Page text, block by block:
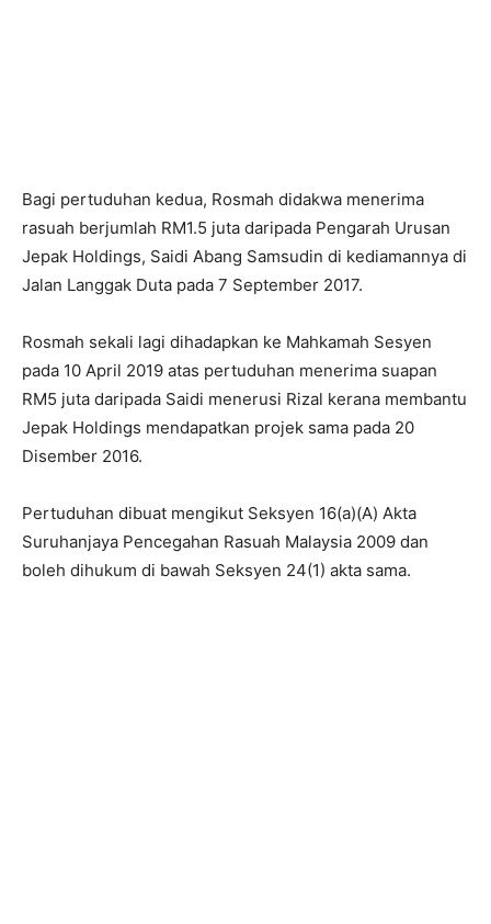
Bagi pertuduhan kedua, Rosmah didakwa menerima
rasuah berjumlah RM1.5 juta daripada Pengarah Urusan
Jepak Holdings, Saidi Abang Samsudin di kediamannya di
Jalan ‪Langgak ‪Duta pada 7 September 2017.
Rosmah sekali lagi dihadapkan ke Mahkamah Sesyen
pada 10 April 2019 atas pertuduhan menerima suapan
RM5 juta daripada Saidi menerusi Rizal kerana membantu
Jepak Holdings mendapatkan projek sama pada 20
Disember 2016.
Pertuduhan dibuat mengikut Seksyen 16(a)(A) Akta
Suruhanjaya Pencegahan Rasuah Malaysia 2009 dan
boleh dihukum di bawah Seksyen 24(1) akta sama.